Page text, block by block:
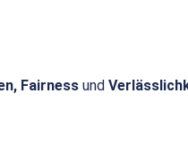
Fairness und